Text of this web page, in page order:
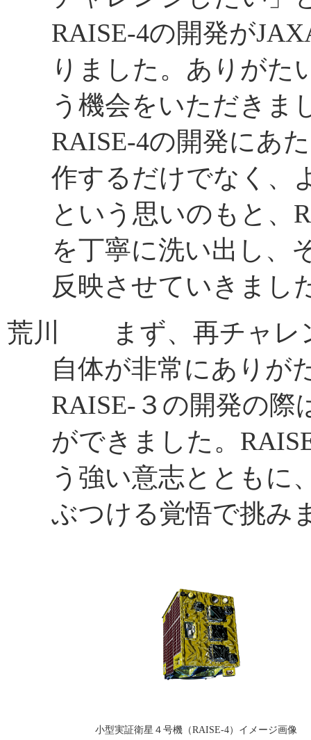
RAISE-4の開発が
りました。ありがた
う機会をいただきま
RAISE-4の開発にあ
作するだけでなく、
という思いのもと、
を丁寧に洗い出し、
反映させていきまし
荒川 まず、再チャレ
自体が非常にありが
RAISE-３の開発の際
ができました。
う強い意志とともに
ぶつける覚悟で挑み
小型実証衛星４号機（RAISE-4）イメージ画像